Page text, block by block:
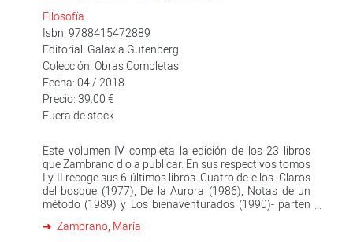
Filosofía
Isbn: 9788415472889
Editorial: Galaxia Gutenberg
Colección: Obras Completas
Fecha: 04 / 2018
Precio: 39.00 €
Fuera de stock
Este volumen IV completa la edición de los 23 libros
que Zambrano dio a publicar. En sus respectivos tomos
I y II recoge sus 6 últimos libros. Cuatro de ellos -Claros
del bosque (1977), De la Aurora (1986), Notas de un
método (1989) y Los bienaventurados (1990)- parten
desarrolla la razón poética, y del que se irán
Zambrano, María